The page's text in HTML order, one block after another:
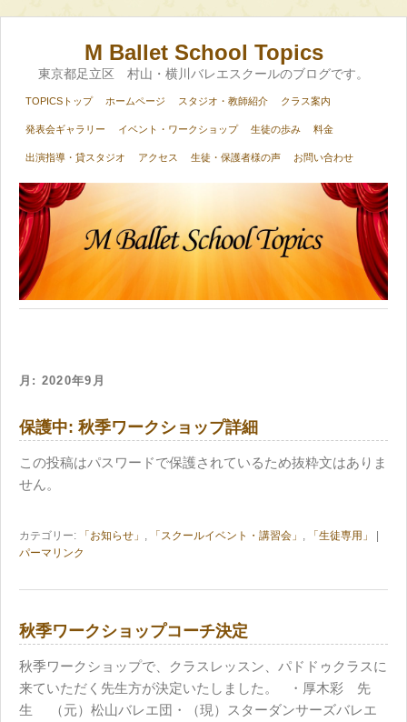
M Ballet School Topics
東京都足立区 村山・横川バレエスクールのブログです。
TOPICSトップ ホームページ スタジオ・教師紹介 クラス案内
発表会ギャラリー イベント・ワークショップ 生徒の歩み 料金
出演指導・貸スタジオ アクセス 生徒・保護者様の声 お問い合わせ
月: 2020年9月
保護中: 秋季ワークショップ詳細
この投稿はパスワードで保護されているため抜粋文はありま
せん。
カテゴリー: 「お知らせ」 , 「スクールイベント・講習会」 , 「生徒専用」
パーマリンク
秋季ワークショップコーチ決定
秋季ワークショップで、クラスレッスン、パドドゥクラスに
来ていただく先生方が決定いたしました。 ・厚木彩 先
生 （元）松山バレエ団・（現）スターダンサーズバレエ